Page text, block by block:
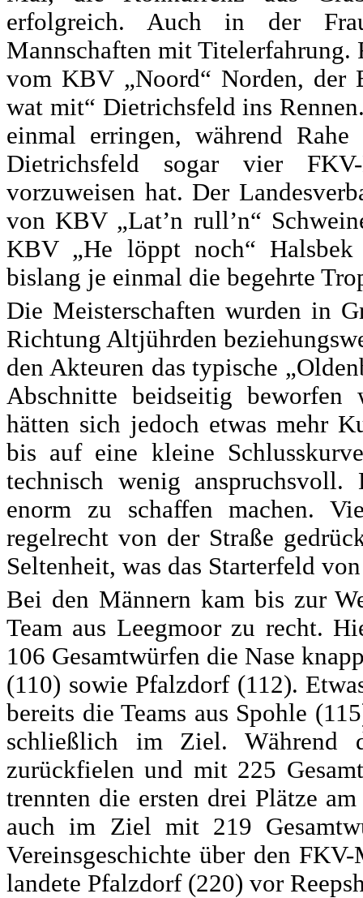
erfolgreich. Auch in der
Mannschaften mit
vom KBV „Noord“ Norden, der
wat mit“ Dietrichsfeld ins
einmal erringen, während
Dietrichsfeld sogar vier
vorzuweisen hat. Der
von KBV „Lat’n rull’n“
KBV „He löppt noch“
bislang je einmal die begehrte
Die Meisterschaften wurden in
Richtung Altjührden
den Akteuren das typische
Abschnitte beidseitig beworfen
hätten sich jedoch etwas mehr
bis auf eine kleine
technisch wenig
enorm zu schaffen machen.
regelrecht von der Straße
Seltenheit, was das Starterfeld
Bei den Männern kam bis zur
Team aus Leegmoor zu recht.
106 Gesamtwürfen die Nase
(110) sowie Pfalzdorf (112).
bereits die Teams aus Spohle
schließlich im Ziel. Während
zurückfielen und mit 225
trennten die ersten drei Plätze
auch im Ziel mit 219
Vereinsgeschichte über den
landete Pfalzdorf (220) vor